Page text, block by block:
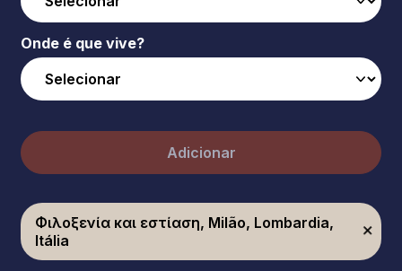
Onde é que vive?
Adicionar
Φιλοξενία και εστίαση, Milão, Lombardia,
Itália